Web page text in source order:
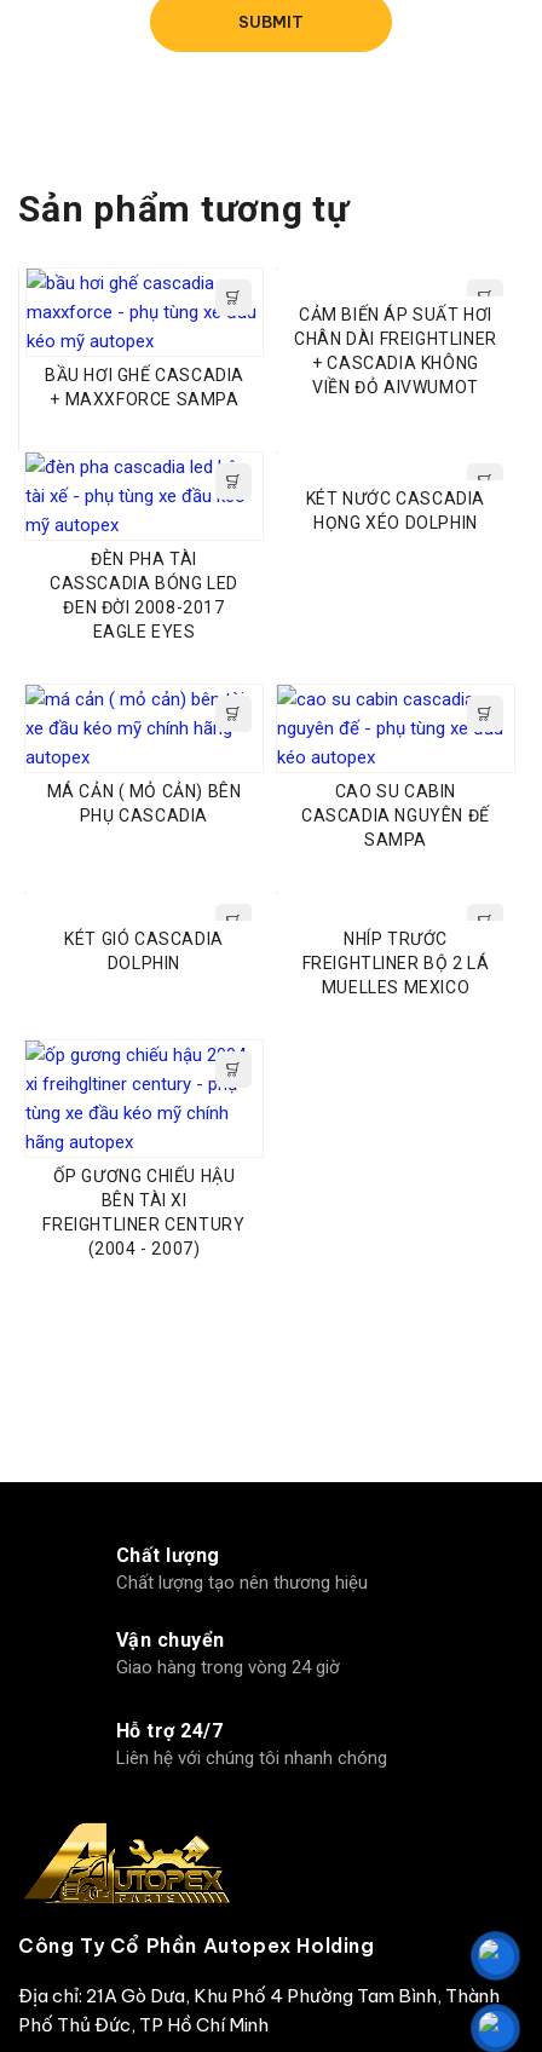
gương trên và mặt gương dưới,
lưu ý khi lắp đặt phù hợp gương
Email: info@autopexholding.com
Zalo: 0702.757.757
Fanpage:Phụ Tùng xe đầu kéo Autopex
Tiktok: Phụ tùng Autopex
Website:PHỤ TÙNG AUTOPEX
Sản phẩm tương tự
BẦU HƠI GHẾ CASCADIA
+ MAXXFORCE SAMPA
CẢM BIẾN ÁP SUẤT HƠI
CHÂN DÀI FREIGHTLINER
+ CASCADIA KHÔNG
VIỀN ĐỎ AIVWUMOT
ĐÈN PHA TÀI
CASSCADIA BÓNG LED
ĐEN ĐỜI 2008-2017
EAGLE EYES
KÉT NƯỚC CASCADIA
HỌNG XÉO DOLPHIN
MÁ CẢN ( MỎ CẢN) BÊN
PHỤ CASCADIA
CAO SU CABIN
CASCADIA NGUYÊN ĐẾ
SAMPA
KÉT GIÓ CASCADIA
DOLPHIN
NHÍP TRƯỚC
FREIGHTLINER BỘ 2 LÁ
MUELLES MEXICO
ỐP GƯƠNG CHIẾU HẬU
BÊN TÀI XI
FREIGHTLINER CENTURY
(2004 - 2007)
Chất lượng
Chất lượng tạo nên thương hiệu
Vận chuyển
Giao hàng trong vòng 24 giờ
Hỗ trợ 24/7
Liên hệ với chúng tôi nhanh chóng
Công Ty Cổ Phần Autopex Holding
Địa chỉ: 21A Gò Dưa, Khu Phố 4 Phường Tam Bình, Thành
Phố Thủ Đức, TP Hồ Chí Minh